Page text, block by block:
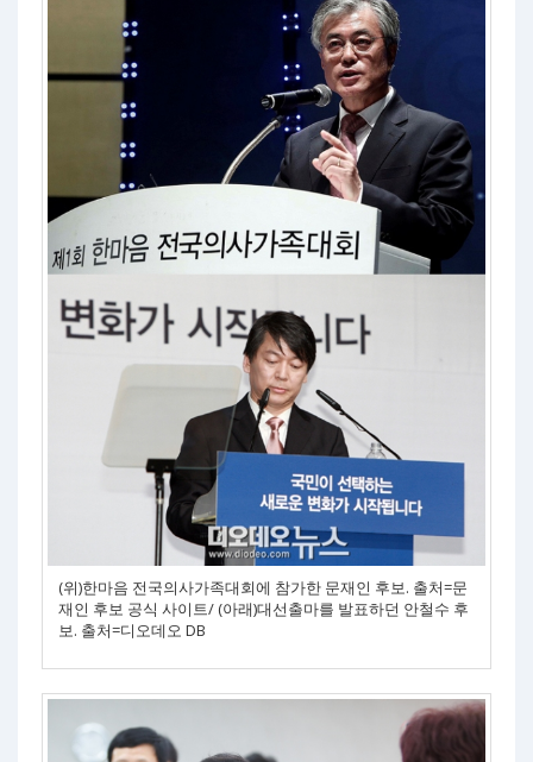
(위)한마음 전국의사가족대회에 참가한 문재인 후보. 출처=문
재인 후보 공식 사이트/ (아래)대선출마를 발표하던 안철수 후
보. 출처=디오데오 DB